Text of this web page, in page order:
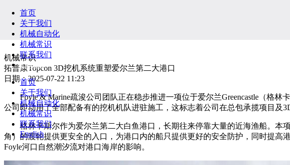
首页
关于我们
机械自动化
机械常识
联系我们
English
首页
关于我们
机械自动化
机械常识
联系我们
English
机械常识
拓普康Topcon 3D挖机系统重塑爱尔兰第二大港口
日期：2025-07-22 11:23
Foyle & Marine疏浚公司团队正在稳步推进一项位于爱尔兰Greencastle（格林
公司即动用了全部配备有的挖机机队进驻施工，这标志着公司在总包承揽项目及
格林卡斯尔作为爱尔兰第二大白鱼港口，长期往来停靠大量的近海渔船。本
角）的渡轮提供更安全的入口，为港口内的船只提供更好的安全防护，同时提
Foyle河口自然潮汐流对港口海岸的影响。